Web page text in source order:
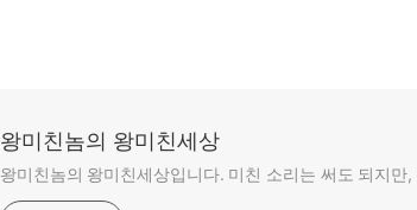
왕미친놈의 왕미친세상
왕미친놈의 왕미친세상입니다. 미친 소리는 써도 되지만